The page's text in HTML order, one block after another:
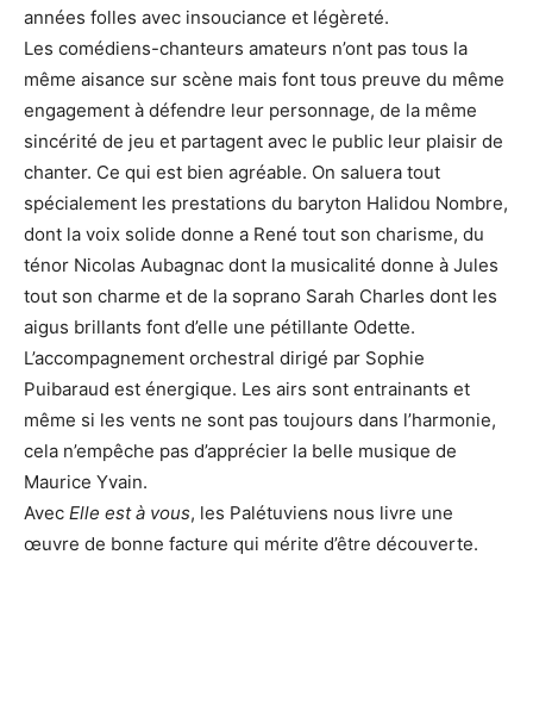
années folles avec insouciance et légèreté.
Les comédiens-chanteurs amateurs n’ont pas tous la
même aisance sur scène mais font tous preuve du même
engagement à défendre leur personnage, de la même
sincérité de jeu et partagent avec le public leur plaisir de
chanter. Ce qui est bien agréable. On saluera tout
spécialement les prestations du baryton Halidou Nombre,
dont la voix solide donne a René tout son charisme, du
ténor Nicolas Aubagnac dont la musicalité donne à Jules
tout son charme et de la soprano Sarah Charles dont les
aigus brillants font d’elle une pétillante Odette.
L’accompagnement orchestral dirigé par Sophie
Puibaraud est énergique. Les airs sont entrainants et
même si les vents ne sont pas toujours dans l’harmonie,
cela n’empêche pas d’apprécier la belle musique de
Maurice Yvain.
Avec Elle est à vous, les Palétuviens nous livre une
œuvre de bonne facture qui mérite d’être découverte.